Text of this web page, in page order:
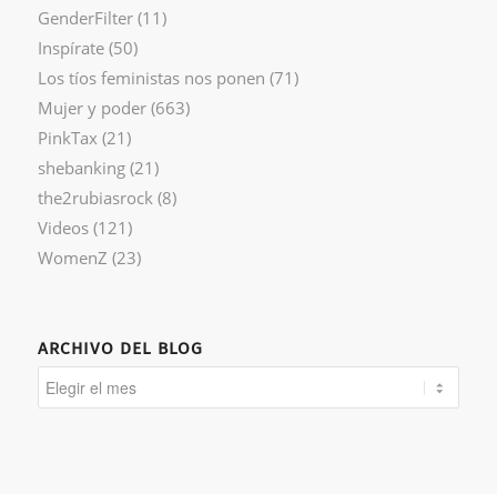
GenderFilter(11)
Inspírate(50)
Los tíos feministas nos ponen (71)
Mujer y poder(663)
PinkTax (21)
shebanking(21)
the2rubiasrock (8)
Videos(121)
WomenZ (23)
ARCHIVO DEL BLOG